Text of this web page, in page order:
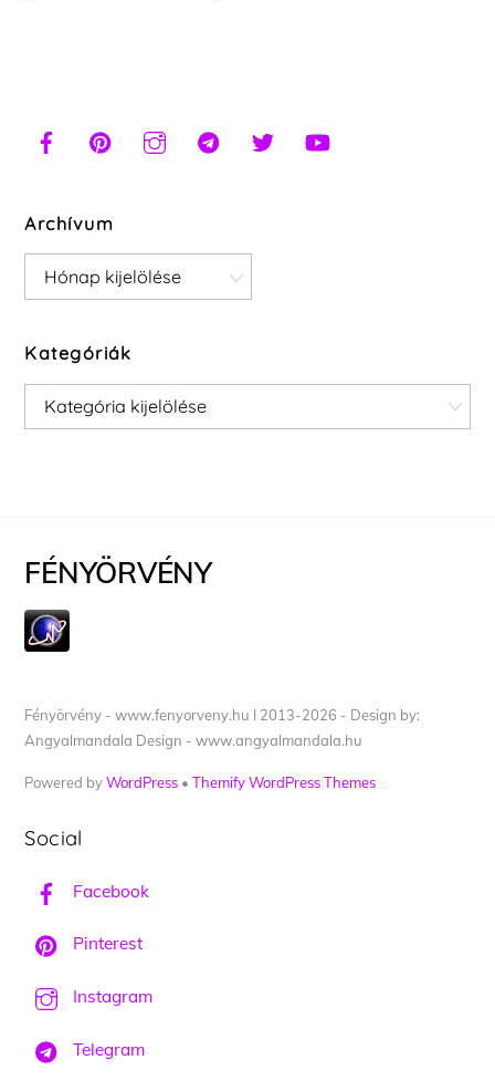
Archívum
Archívum
Kategóriák
Kategóriák
FÉNYÖRVÉNY
Fényörvény - www.fenyorveny.hu I 2013-2026 - Design by:
Angyalmandala Design - www.angyalmandala.hu
Powered byWordPress •Themify WordPress Themes
Social
Facebook
Pinterest
Instagram
Telegram